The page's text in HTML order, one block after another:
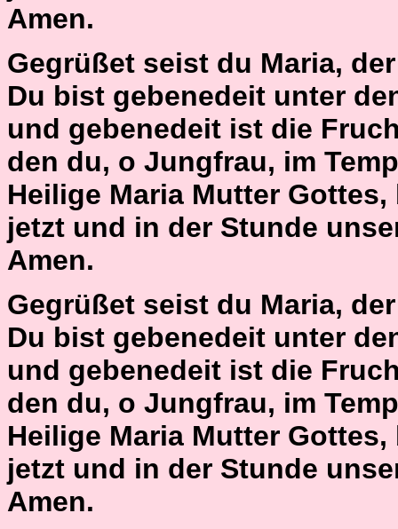
Amen.
Gegrüßet seist du Maria,
Du bist gebenedeit unter
und gebenedeit ist die
den du, o Jungfrau, im
Heilige Maria Mutter
jetzt und in der Stunde
Amen.
Gegrüßet seist du Maria,
Du bist gebenedeit unter
und gebenedeit ist die
den du, o Jungfrau, im
Heilige Maria Mutter
jetzt und in der Stunde
Amen.